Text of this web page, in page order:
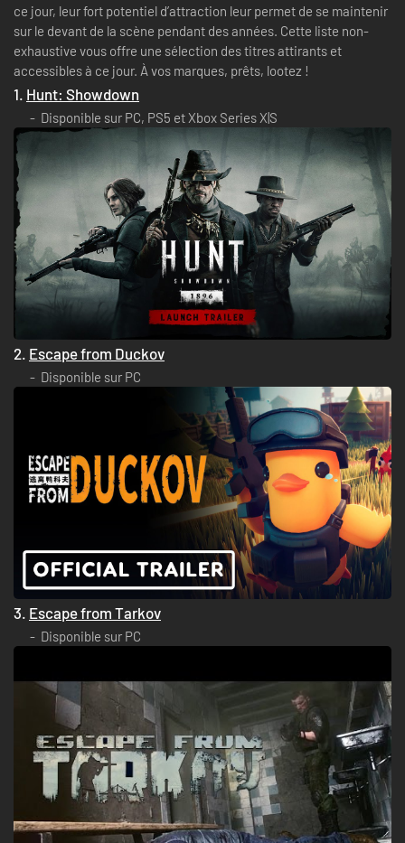
ce jour, leur fort potentiel d’attraction leur permet de se maintenir
sur le devant de la scène pendant des années. Cette liste non-
exhaustive vous offre une sélection des titres attirants et
accessibles à ce jour. À vos marques, prêts, lootez !
1. Hunt: Showdown
Disponible sur PC, PS5 et Xbox Series X|S
2. Escape from Duckov
Disponible sur PC
3. Escape from Tarkov
Disponible sur PC